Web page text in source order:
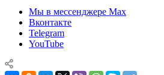
Мы в мессенджере Max
Вконтакте
Telegram
YouTube